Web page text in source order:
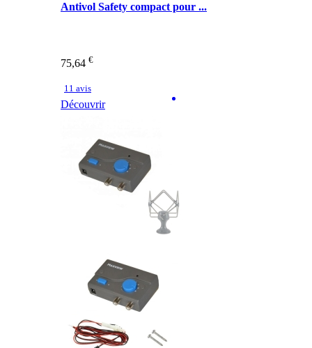
Antivol Safety compact pour ...
75,64 €
11 avis
Découvrir